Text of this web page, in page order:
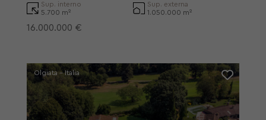
Sup. interno
5.700 m²
Sup. externa
1.050.000 m²
16.000.000 €
Olgiata - Italia